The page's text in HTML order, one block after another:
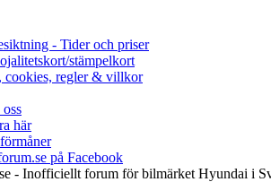
- Tider och priser
stämpelkort
cookies, regler & villkor
här
på Facebook
- Inofficiellt forum för bilmärket Hyundai i